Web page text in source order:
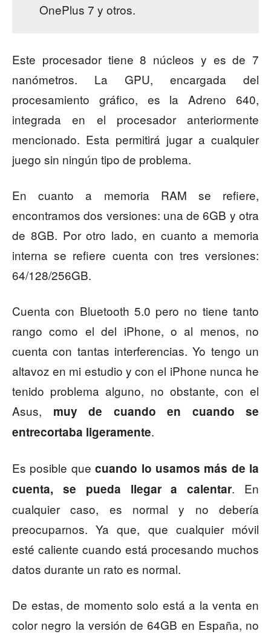
OnePlus 7 y otros.
Este procesador tiene 8 núcleos y es de 7
nanómetros. La GPU, encargada del
procesamiento gráfico, es la Adreno 640,
integrada en el procesador anteriormente
mencionado. Esta permitirá jugar a cualquier
juego sin ningún tipo de problema.
En cuanto a memoria RAM se refiere,
encontramos dos versiones: una de 6GB y otra
de 8GB. Por otro lado, en cuanto a memoria
interna se refiere cuenta con tres versiones:
64/128/256GB.
Cuenta con Bluetooth 5.0 pero no tiene tanto
rango como el del iPhone, o al menos, no
cuenta con tantas interferencias. Yo tengo un
altavoz en mi estudio y con el iPhone nunca he
tenido problema alguno, no obstante, con el
Asus, muy de cuando en cuando se
entrecortaba ligeramente.
Es posible que cuando lo usamos más de la
cuenta, se pueda llegar a calentar. En
cualquier caso, es normal y no debería
preocuparnos. Ya que, que cualquier móvil
esté caliente cuando está procesando muchos
datos durante un rato es normal.
De estas, de momento solo está a la venta en
color negro la versión de 64GB en España, no